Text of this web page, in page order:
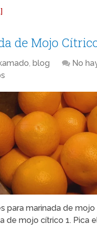
de Mojo
,blog
No
para marinada de
de mojo cítrico 1. Pica